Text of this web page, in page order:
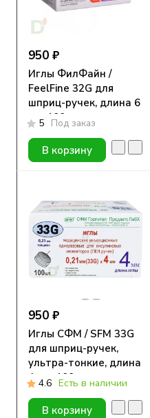
950 ₽
Иглы ФилФайн /
FeelFine 32G для
шприц-ручек, длина 6
мм, 100 шт.
5 Под заказ
В корзину
950 ₽
Иглы СФМ / SFM 33G
для шприц-ручек,
ультра-тонкие, длина
4 мм, 100 шт.
4.6 Есть в наличии
В корзину